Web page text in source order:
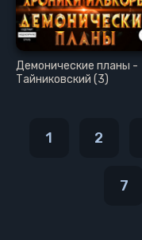
Демонические планы -
Тайниковский (3)
1 2
7